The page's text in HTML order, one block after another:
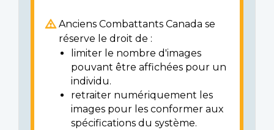
Anciens Combattants Canada se
réserve le droit de :
limiter le nombre d'images
pouvant être affichées pour un
individu.
retraiter numériquement les
images pour les conformer aux
spécifications du système.